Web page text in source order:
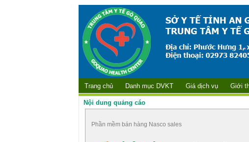
Trang chủ Danh mục DVKT Giá dịch vụ Giới
Nội dung quảng cáo
Phần mềm bán hàng Nasco sales